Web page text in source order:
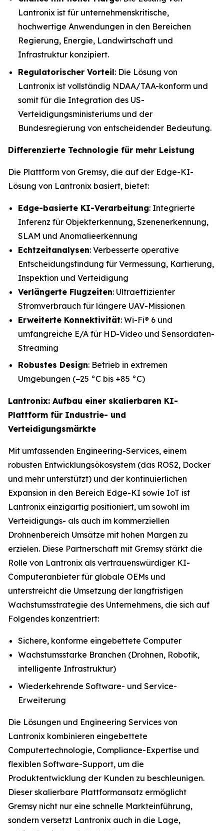
Lantronix ist für unternehmenskritische,
hochwertige Anwendungen in den Bereichen
Regierung, Energie, Landwirtschaft und
Infrastruktur konzipiert.
Regulatorischer Vorteil: Die Lösung von
Lantronix ist vollständig NDAA/TAA-konform und
somit für die Integration des US-
Verteidigungsministeriums und der
Bundesregierung von entscheidender Bedeutung.
Differenzierte Technologie für mehr Leistung
Die Plattform von Gremsy, die auf der Edge-KI-
Lösung von Lantronix basiert, bietet:
Edge-basierte KI-Verarbeitung: Integrierte
Inferenz für Objekterkennung, Szenenerkennung,
SLAM und Anomalieerkennung
Echtzeitanalysen: Verbesserte operative
Entscheidungsfindung für Vermessung, Kartierung,
Inspektion und Verteidigung
Verlängerte Flugzeiten: Ultraeffizienter
Stromverbrauch für längere UAV-Missionen
Erweiterte Konnektivität: Wi-Fi® 6 und
umfangreiche E/A für HD-Video und Sensordaten-
Streaming
Robustes Design: Betrieb in extremen
Umgebungen (−25 °C bis +85 °C)
Lantronix: Aufbau einer skalierbaren KI-
Plattform für Industrie- und
Verteidigungsmärkte
Mit umfassenden Engineering-Services, einem
robusten Entwicklungsökosystem (das ROS2, Docker
und mehr unterstützt) und der kontinuierlichen
Expansion in den Bereich Edge-KI sowie IoT ist
Lantronix einzigartig positioniert, um sowohl im
Verteidigungs- als auch im kommerziellen
Drohnenbereich Umsätze mit hohen Margen zu
erzielen. Diese Partnerschaft mit Gremsy stärkt die
Rolle von Lantronix als vertrauenswürdiger KI-
Computeranbieter für globale OEMs und
unterstreicht die Umsetzung der langfristigen
Wachstumsstrategie des Unternehmens, die sich auf
Folgendes konzentriert:
Sichere, konforme eingebettete Computer
Wachstumsstarke Branchen (Drohnen, Robotik,
intelligente Infrastruktur)
Wiederkehrende Software- und Service-
Erweiterung
Die Lösungen und Engineering Services von
Lantronix kombinieren eingebettete
Computertechnologie, Compliance-Expertise und
flexiblen Software-Support, um die
Produktentwicklung der Kunden zu beschleunigen.
Dieser skalierbare Plattformansatz ermöglicht
Gremsy nicht nur eine schnelle Markteinführung,
sondern versetzt Lantronix auch in die Lage,